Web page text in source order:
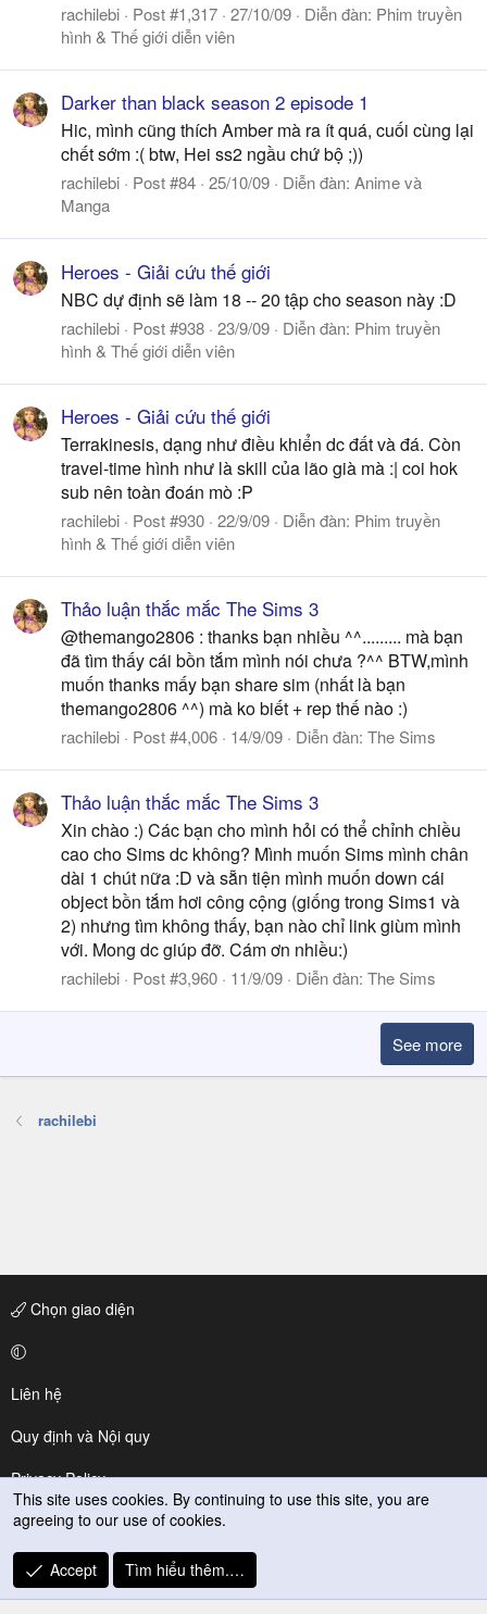
rachilebi Post #1,317 27/10/09 Diễn đàn: Phim truyền
hình & Thế giới diễn viên
Darker than black season 2 episode 1
Hic, mình cũng thích Amber mà ra ít quá, cuối cùng lại
chết sớm :( btw, Hei ss2 ngầu chứ bộ ;))
rachilebi Post #84 25/10/09 Diễn đàn: Anime và
Manga
Heroes - Giải cứu thế giới
NBC dự định sẽ làm 18 -- 20 tập cho season này :D
rachilebi Post #938 23/9/09 Diễn đàn: Phim truyền
hình & Thế giới diễn viên
Heroes - Giải cứu thế giới
Terrakinesis, dạng như điều khiển dc đất và đá. Còn
travel-time hình như là skill của lão già mà :| coi hok
sub nên toàn đoán mò :P
rachilebi Post #930 22/9/09 Diễn đàn: Phim truyền
hình & Thế giới diễn viên
Thảo luận thắc mắc The Sims 3
@themango2806 : thanks bạn nhiều ^^......... mà bạn
đã tìm thấy cái bồn tắm mình nói chưa ?^^ BTW,mình
muốn thanks mấy bạn share sim (nhất là bạn
themango2806 ^^) mà ko biết + rep thế nào :)
rachilebi Post #4,006 14/9/09 Diễn đàn: The Sims
Thảo luận thắc mắc The Sims 3
Xin chào :) Các bạn cho mình hỏi có thể chỉnh chiều
cao cho Sims dc không? Mình muốn Sims mình chân
dài 1 chút nữa :D và sẵn tiện mình muốn down cái
object bồn tắm hơi công cộng (giống trong Sims1 và
2) nhưng tìm không thấy, bạn nào chỉ link giùm mình
với. Mong dc giúp đỡ. Cám ơn nhiều:)
rachilebi Post #3,960 11/9/09 Diễn đàn: The Sims
See more
rachilebi
Chọn giao diện
Liên hệ
Quy định và Nội quy
Privacy Policy
Trợ giúp
R
S
This site uses cookies. By continuing to use this site, you are
agreeing to our use of cookies.
Accept Tìm hiểu thêm.…